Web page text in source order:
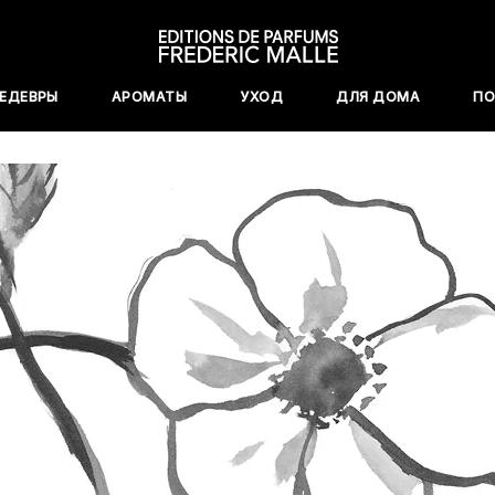
МАЛЬ
АРОМАТЫ УХОД
УВЛАЖНЕНИЕ
ДЛЯ ДОМА